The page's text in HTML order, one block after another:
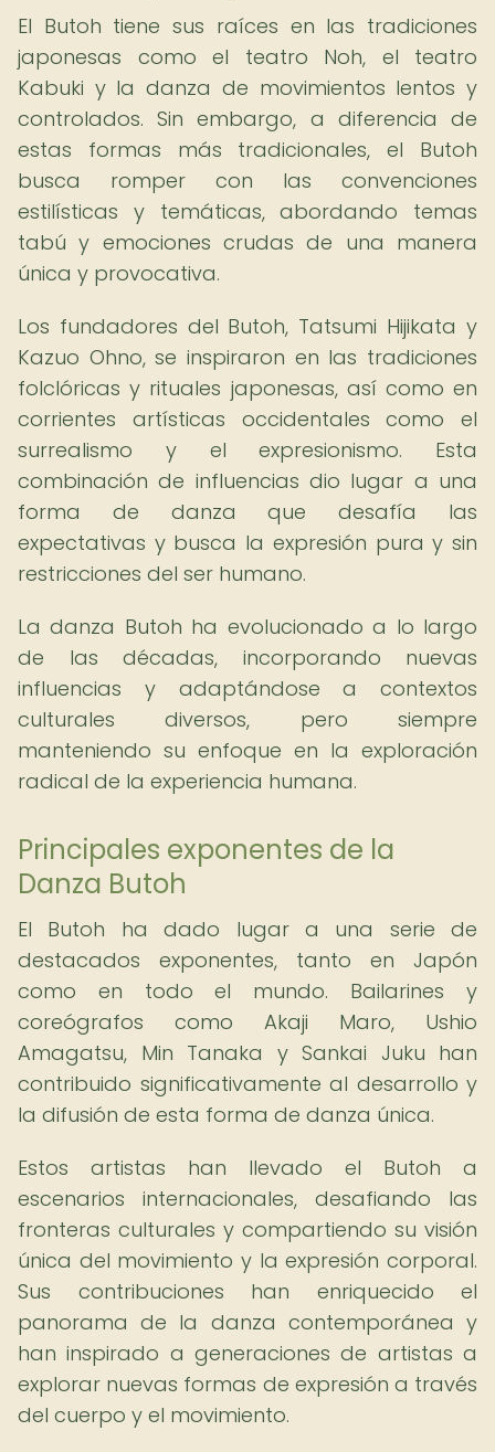
El Butoh tiene sus raíces en las tradiciones
japonesas como el teatro Noh, el teatro
Kabuki y la danza de movimientos lentos y
controlados. Sin embargo, a diferencia de
estas formas más tradicionales, el Butoh
busca romper con las convenciones
estilísticas y temáticas, abordando temas
tabú y emociones crudas de una manera
única y provocativa.
Los fundadores del Butoh, Tatsumi Hijikata y
Kazuo Ohno, se inspiraron en las tradiciones
folclóricas y rituales japonesas, así como en
corrientes artísticas occidentales como el
surrealismo y el expresionismo. Esta
combinación de influencias dio lugar a una
forma de danza que desafía las
expectativas y busca la expresión pura y sin
restricciones del ser humano.
La danza Butoh ha evolucionado a lo largo
de las décadas, incorporando nuevas
influencias y adaptándose a contextos
culturales diversos, pero siempre
manteniendo su enfoque en la exploración
radical de la experiencia humana.
Principales exponentes de la
Danza Butoh
El Butoh ha dado lugar a una serie de
destacados exponentes, tanto en Japón
como en todo el mundo. Bailarines y
coreógrafos como Akaji Maro, Ushio
Amagatsu, Min Tanaka y Sankai Juku han
contribuido significativamente al desarrollo y
la difusión de esta forma de danza única.
Estos artistas han llevado el Butoh a
escenarios internacionales, desafiando las
fronteras culturales y compartiendo su visión
única del movimiento y la expresión corporal.
Sus contribuciones han enriquecido el
panorama de la danza contemporánea y
han inspirado a generaciones de artistas a
explorar nuevas formas de expresión a través
del cuerpo y el movimiento.